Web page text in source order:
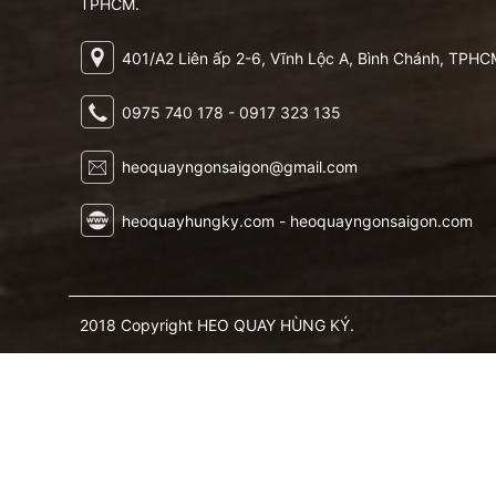
TPHCM.
401/A2 Liên ấp 2-6, Vĩnh Lộc A, Bình Chánh,
0975 740 178 - 0917 323 135
heoquayngonsaigon@gmail.com
heoquayhungky.com - heoquayngonsaigon.com
2018 Copyright HEO QUAY HÙNG KÝ.